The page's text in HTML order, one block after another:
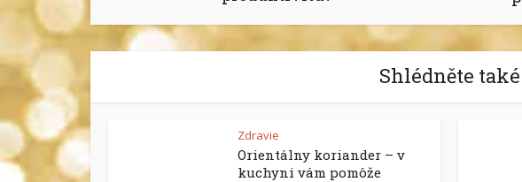
Shlédněte také
Zdravie
Orientálny koriander – v
kuchyni vám pomôže